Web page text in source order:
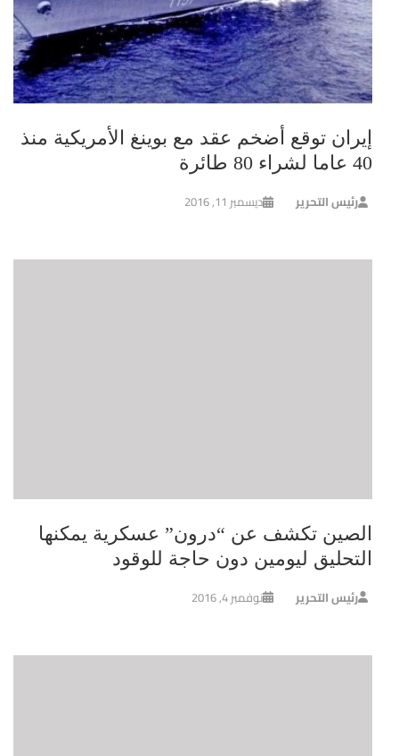
إيران توقع أضخم عقد مع بوينغ الأمريكية منذ
40 عاما لشراء 80 طائرة
رئيس التحرير ديسمبر 11, 2016
الصين تكشف عن “درون” عسكرية يمكنها
التحليق ليومين دون حاجة للوقود
رئيس التحرير نوفمبر 4, 2016